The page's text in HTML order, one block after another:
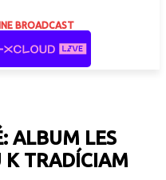
BROADCAST
ALBUM LES
K TRADÍCIAM